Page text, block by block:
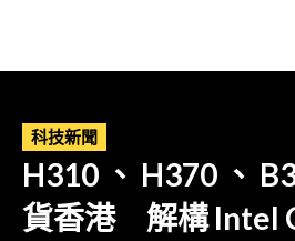
科技新聞
H310 、 H370 、
貨香港 解構 Intel